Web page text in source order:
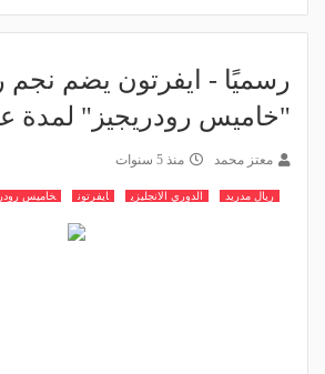
رسميًا - ايفرتون يضم نجم
"خاميس رودريجيز" لمدة
معتز محمد منذ 5 سنوات
ريال مدريد الدوري الانجليزي ايفرتون خاميس